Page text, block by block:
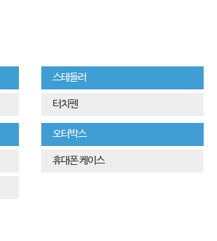
스테들러
터치펜
오터박스
휴대폰 케이스